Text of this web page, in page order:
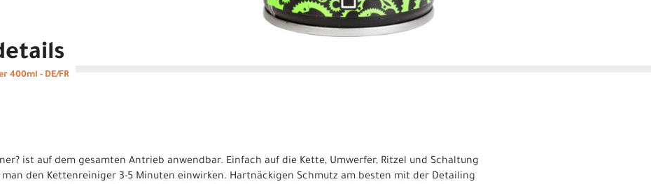
400ml - DE/FR
ist auf dem gesamten Antrieb anwendbar. Einfach auf die Kette, Umwerfer, Ritzel und Schaltung
den Kettenreiniger 3-5 Minuten einwirken. Hartnäckigen Schmutz am besten mit der Detailing